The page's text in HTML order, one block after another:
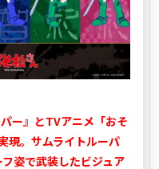
ー』とTVアニメ「おそ
現。サムライトルーパ
姿で武装したビジュア